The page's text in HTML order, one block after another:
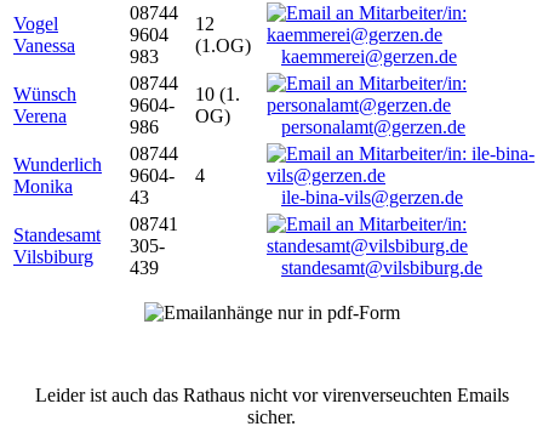
Vogel
Vanessa
08744
9604
983
12
(1.OG)
kaemmerei@gerzen.de
Wünsch
Verena
08744
9604-
986
10 (1.
OG)
personalamt@gerzen.de
Wunderlich
Monika
08744
9604-
43
4
ile-bina-vils@gerzen.de
Standesamt
Vilsbiburg
08741
305-
439
standesamt@vilsbiburg.de
Leider ist auch das Rathaus nicht vor virenverseuchten Emails
sicher.